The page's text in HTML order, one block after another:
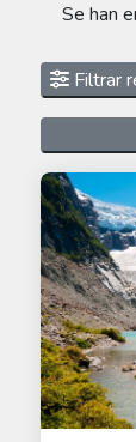
Se han
Filtrar